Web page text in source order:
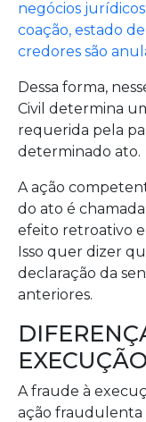
negócios
coação, estado
credores são
Dessa forma,
Civil determina
requerida pela
determinado ato.
A ação
do ato é
efeito retroativo
Isso quer dizer
declaração da
anteriores.
EXECUÇÃO
A fraude à
ação fraudulenta